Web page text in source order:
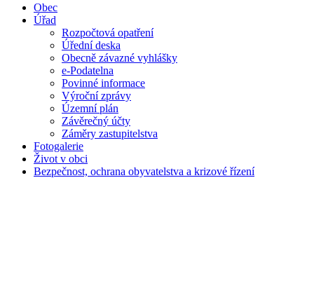
Obec
Úřad
Rozpočtová opatření
Úřední deska
Obecně závazné vyhlášky
e-Podatelna
Povinné informace
Výroční zprávy
Územní plán
Závěrečný účty
Záměry zastupitelstva
Fotogalerie
Život v obci
Bezpečnost, ochrana obyvatelstva a krizové řízení